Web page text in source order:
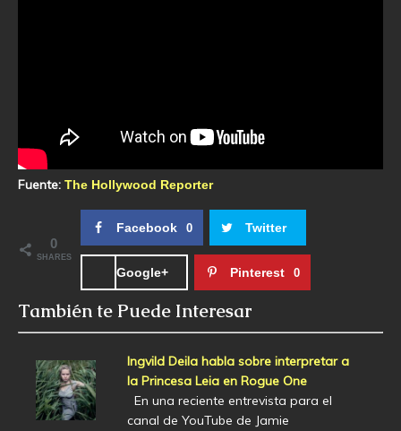
Fuente: The Hollywood Reporter
0
SHARES
Facebook 0 Twitter
Google+ Pinterest 0
También te Puede Interesar
Ingvild Deila habla sobre interpretar a
la Princesa Leia en Rogue One
En una reciente entrevista para el
canal de YouTube de Jamie